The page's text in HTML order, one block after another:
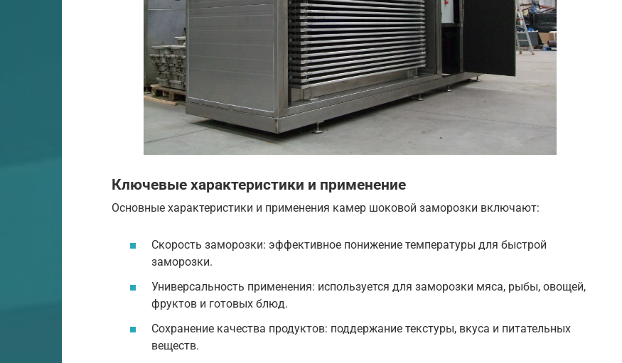
Ключевые характеристики и применение
Основные характеристики и применения камер шоковой заморозки включают:
Скорость заморозки: эффективное понижение температуры для быстрой
заморозки.
Универсальность применения: используется для заморозки мяса, рыбы, овощей,
фруктов и готовых блюд.
Сохранение качества продуктов: поддержание текстуры, вкуса и питательных
веществ.